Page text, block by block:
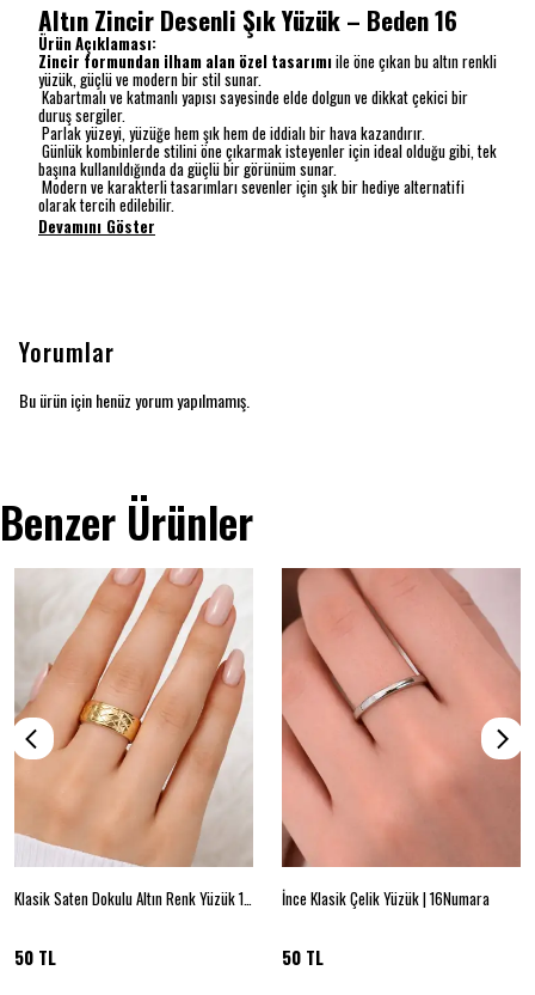
Altın Zincir Desenli Şık Yüzük – Beden 16
Ürün Açıklaması:
Zincir formundan ilham alan özel tasarımıile öne çıkan bu altın renkli
yüzük, güçlü ve modern bir stil sunar.
Kabartmalı ve katmanlı yapısı sayesinde elde dolgun ve dikkat çekici bir
duruş sergiler.
Parlak yüzeyi, yüzüğe hem şık hem de iddialı bir hava kazandırır.
Günlük kombinlerde stilini öne çıkarmak isteyenler için ideal olduğu gibi, tek
başına kullanıldığında da güçlü bir görünüm sunar.
Modern ve karakterli tasarımları sevenler için şık bir hediye alternatifi
olarak tercih edilebilir.
Devamını Göster
Yorumlar
Bu ürün için henüz yorum yapılmamış.
Benzer Ürünler
Klasik Saten Dokulu Altın Renk Yüzük 16 beden
50 TL
İnce Klasik Çelik Yüzük | 16Numara
50 TL